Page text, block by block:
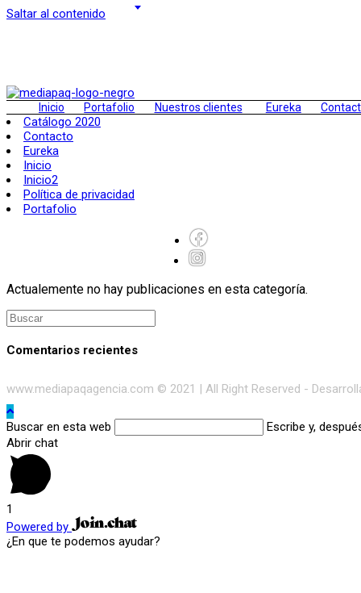
Saltar al contenido
Inicio Portafolio Nuestros clientes Eureka
Catálogo 2020
Contacto
Eureka
Inicio
Inicio2
Política de privacidad
Portafolio
Actualemente no hay publicaciones en esta categoría.
Comentarios recientes
www.mediapaqagencia.com © 2021 | All Right Reserved -
Buscar en esta web
Escribe y,
Abrir chat
1
Powered by
¿En que te podemos ayudar?